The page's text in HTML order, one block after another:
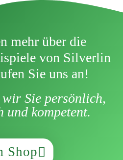
mehr über die
von Silverlin
Sie uns an!
Sie persönlich,
und kompetent.
Shop